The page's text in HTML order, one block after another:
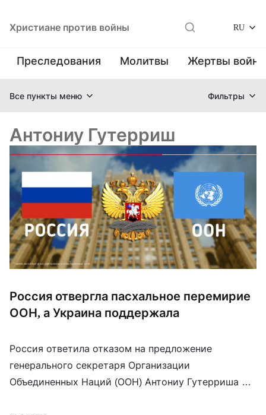
Христиане против войны RU
Преследования Молитвы Жертвы
Все пункты меню Фильтры
Антониу Гутерриш
Россия отвергла пасхальное перемирие
ООН, а Украина поддержала
Россия ответила отказом на предложение
генерального секретаря Организации
Объединенных Наций (ООН) Антониу Гутерриша о